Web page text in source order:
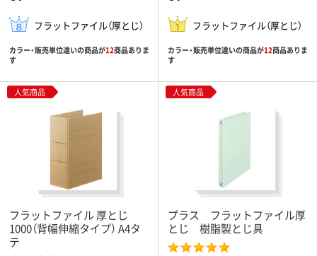
フラットファイル（厚とじ）
カラー・販売単位違いの商品が12商品ありま
す
フラットファイル（厚とじ）
カラー・販売単位違いの商品が12商品ありま
す
人気商品
フラットファイル 厚とじ
1000（背幅伸縮タイプ） A4タ
テ
人気商品
プラス フラットファイル厚
とじ 樹脂製とじ具